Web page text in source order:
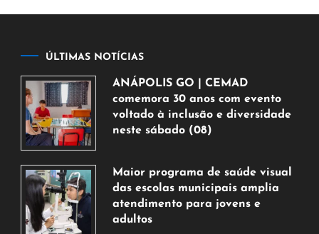
ÚLTIMAS NOTÍCIAS
ANÁPOLIS GO | CEMAD
comemora 30 anos com evento
voltado à inclusão e diversidade
neste sábado (08)
de
agosto
de
2026
Maior programa de saúde visual
das escolas municipais amplia
atendimento para jovens e
adultos